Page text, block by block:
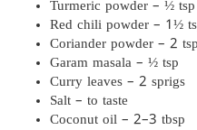
Turmeric powder – ½ tsp
Red chili powder – 1½
Coriander powder – 2 tsp
Garam masala – ½ tsp
Curry leaves – 2 sprigs
Salt – to taste
Coconut oil – 2–3 tbsp